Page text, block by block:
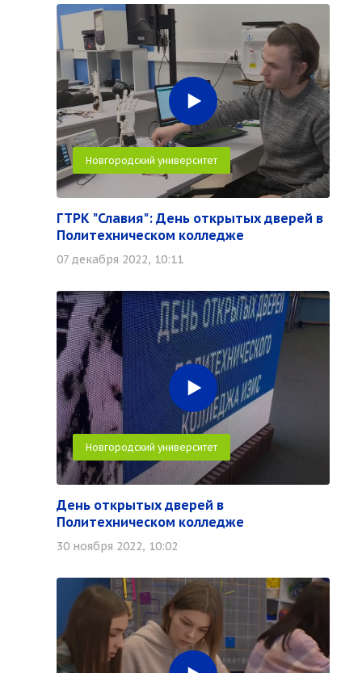
Новгородский университет
ГТРК "Славия": День открытых дверей в
Политехническом колледже
07 декабря 2022, 10:11
Новгородский университет
День открытых дверей в
Политехническом колледже
30 ноября 2022, 10:02